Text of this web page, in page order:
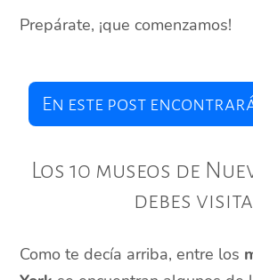
Prepárate, ¡que comenzamos!
Los 10 museos de
debes
Como te decía arriba, entre los